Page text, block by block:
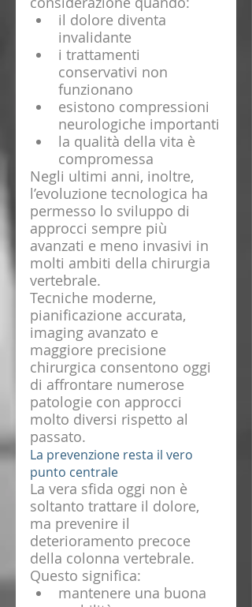
il dolore diventa
invalidante
i trattamenti
conservativi non
funzionano
esistono compressioni
neurologiche importanti
la qualità della vita è
compromessa
Negli ultimi anni, inoltre,
l’evoluzione tecnologica ha
permesso lo sviluppo di
approcci sempre più
avanzati e meno invasivi in
molti ambiti della chirurgia
vertebrale.
Tecniche moderne,
pianificazione accurata,
imaging avanzato e
maggiore precisione
chirurgica consentono oggi
di affrontare numerose
patologie con approcci
molto diversi rispetto al
passato.
La prevenzione resta il vero
punto centrale
La vera sfida oggi non è
soltanto trattare il dolore,
ma prevenire il
deterioramento precoce
della colonna vertebrale.
Questo significa:
mantenere una buona